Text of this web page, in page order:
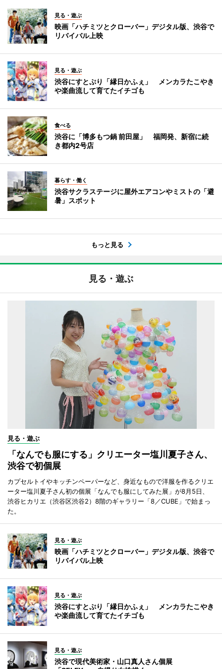
見る・遊ぶ
映画「ハチミツとクローバー」デジタル版、渋谷で
リバイバル上映
見る・遊ぶ
渋谷にすとぷり「縁日かふぇ」 メンカラたこやき
や楽曲流して育てたイチゴも
食べる
渋谷に「博多もつ鍋 前田屋」 福岡発、新宿に続
き都内2号店
暮らす・働く
渋谷サクラステージに屋外エアコンやミストの「避
暑」スポット
もっと見る
見る・遊ぶ
見る・遊ぶ
「なんでも服にする」クリエーター塩川夏子さん、
渋谷で初個展
カプセルトイやキッチンペーパーなど、身近なもので洋服を作るクリエ
ーター塩川夏子さん初の個展「なんでも服にしてみた展」が8月5日、
渋谷ヒカリエ（渋谷区渋谷2）8階のギャラリー「8／CUBE」で始まっ
た。
見る・遊ぶ
映画「ハチミツとクローバー」デジタル版、渋谷で
リバイバル上映
見る・遊ぶ
渋谷にすとぷり「縁日かふぇ」 メンカラたこやき
や楽曲流して育てたイチゴも
見る・遊ぶ
渋谷で現代美術家・山口真人さん個展